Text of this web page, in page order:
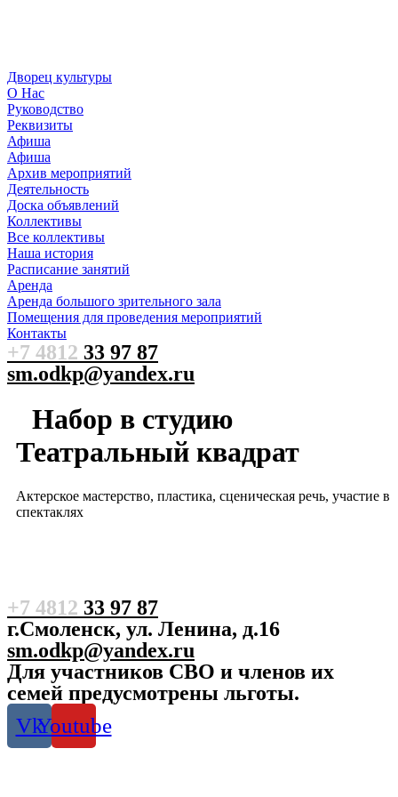
Дворец культуры
О Нас
Руководство
Реквизиты
Афиша
Афиша
Архив мероприятий
Деятельность
Доска объявлений
Коллективы
Все коллективы
Наша история
Расписание занятий
Аренда
Аренда большого зрительного зала
Помещения для проведения мероприятий
Контакты
+7 4812 33 97 87
sm.odkp@yandex.ru
Набор в студию
Театральный квадрат
Актерское мастерство, пластика, сценическая речь, участие в
спектаклях
+7 4812 33 97 87
г.Смоленск, ул. Ленина, д.16
sm.odkp@yandex.ru
Для участников СВО и членов их
семей предусмотрены льготы.
VkYoutube